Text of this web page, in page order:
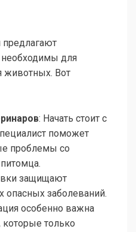
предлагают
необходимы для
животных. Вот
: Начать стоит с
поможет
проблемы со
защищают
опасных заболеваний.
особенно важна
только